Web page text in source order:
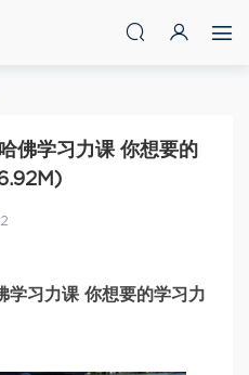
佛学习力课 你想要的
学习力课 你想要的学习力